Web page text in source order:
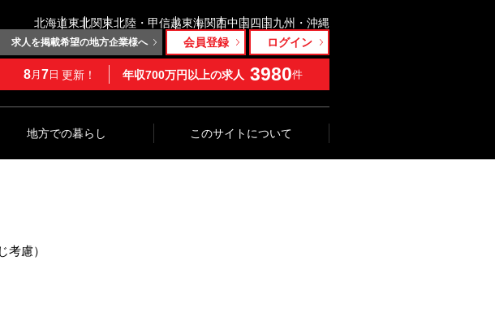
北海道東北関東北陸・甲信越東海関西中国四国九州・沖縄
求人を掲載希望の地方企業様へ 会員登録 ログイン
8月 7日 更新！ 年収700万円以上の求人 3980件
地方での暮らし このサイトについて
考慮）